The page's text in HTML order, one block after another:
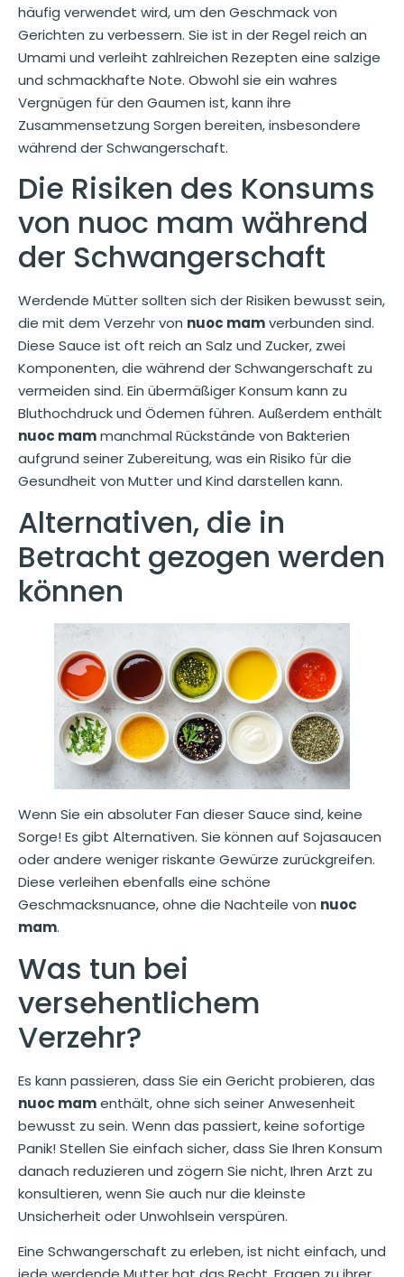
häufig verwendet wird, um den Geschmack von
Gerichten zu verbessern. Sie ist in der Regel reich an
Umami und verleiht zahlreichen Rezepten eine salzige
und schmackhafte Note. Obwohl sie ein wahres
Vergnügen für den Gaumen ist, kann ihre
Zusammensetzung Sorgen bereiten, insbesondere
während der Schwangerschaft.
Die Risiken des Konsums
von nuoc mam während
der Schwangerschaft
Werdende Mütter sollten sich der Risiken bewusst sein,
die mit dem Verzehr von nuoc mamverbunden sind.
Diese Sauce ist oft reich an Salz und Zucker, zwei
Komponenten, die während der Schwangerschaft zu
vermeiden sind. Ein übermäßiger Konsum kann zu
Bluthochdruck und Ödemen führen. Außerdem enthält
nuoc mammanchmal Rückstände von Bakterien
aufgrund seiner Zubereitung, was ein Risiko für die
Gesundheit von Mutter und Kind darstellen kann.
Alternativen, die in
Betracht gezogen werden
können
Wenn Sie ein absoluter Fan dieser Sauce sind, keine
Sorge! Es gibt Alternativen. Sie können auf Sojasaucen
oder andere weniger riskante Gewürze zurückgreifen.
Diese verleihen ebenfalls eine schöne
Geschmacksnuance, ohne die Nachteile von nuoc
mam.
Was tun bei
versehentlichem
Verzehr?
Es kann passieren, dass Sie ein Gericht probieren, das
nuoc mamenthält, ohne sich seiner Anwesenheit
bewusst zu sein. Wenn das passiert, keine sofortige
Panik! Stellen Sie einfach sicher, dass Sie Ihren Konsum
danach reduzieren und zögern Sie nicht, Ihren Arzt zu
konsultieren, wenn Sie auch nur die kleinste
Unsicherheit oder Unwohlsein verspüren.
Eine Schwangerschaft zu erleben, ist nicht einfach, und